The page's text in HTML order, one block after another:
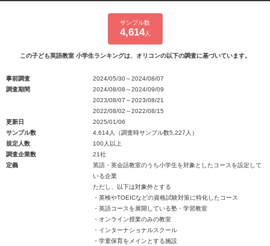
サンプル数
4,614人
この子ども英語教室 小学生ランキングは、オリコンの以下の調査に基づいています。
事前調査
2024/05/30～2024/08/07
調査期間
2024/08/08～2024/09/09
2023/08/07～2023/08/21
2022/08/02～2022/08/15
更新日
2025/01/06
サンプル数
4,614人（調査時サンプル数5,227人）
規定人数
100人以上
調査企業数
21社
定義
英語・英会話教室のうち小学生を対象としたコースを設定して
いる企業
ただし、以下は対象外とする
・英検やTOEICなどの資格試験対策に特化したコース
・英語コースを展開している塾・学習教室
・オンライン授業のみの教室
・インターナショナルスクール
・学童保育をメインとする施設